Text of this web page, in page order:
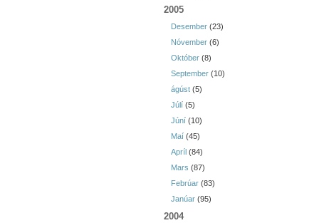
2005
Desember (23)
Nóvember (6)
Október (8)
September (10)
ágúst (5)
Júlí (5)
Júní (10)
Maí (45)
Apríl (84)
Mars (87)
Febrúar (83)
Janúar (95)
2004